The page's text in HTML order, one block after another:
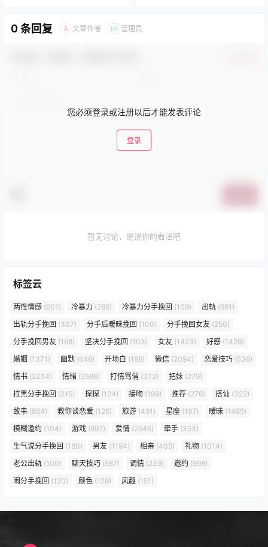
0 条回复 A 文章作者 M 管理员
您必须登录或注册以后才能发表评论
登录
暂无讨论，说说你的看法吧
标签云
两性情感 (601) 冷暴力 (286) 冷暴力分手挽回 (109) 出轨 (681)
出轨分手挽回 (307) 分手后暧昧挽回 (100) 分手挽回女友 (250)
分手挽回男友 (168) 坚决分手挽回 (103) 女友 (1423) 好感 (1429)
婚姻 (1371) 幽默 (646) 开场白 (188) 微信 (2094) 恋爱技巧 (536)
情书 (2234) 情绪 (2586) 打情骂俏 (372) 把妹 (279)
拉黑分手挽回 (215) 探探 (124) 接吻 (199) 推荐 (276) 搭讪 (322)
故事 (854) 教你谈恋爱 (126) 旅游 (491) 星座 (197) 暧昧 (1485)
模糊邀约 (104) 游戏 (697) 爱情 (2646) 牵手 (353)
生气说分手挽回 (180) 男友 (1194) 相亲 (405) 礼物 (1014)
老公出轨 (100) 聊天技巧 (587) 调情 (239) 邀约 (998)
闹分手挽回 (120) 颜色 (129) 风趣 (151)